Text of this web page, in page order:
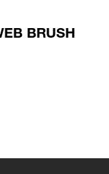
BRUSH